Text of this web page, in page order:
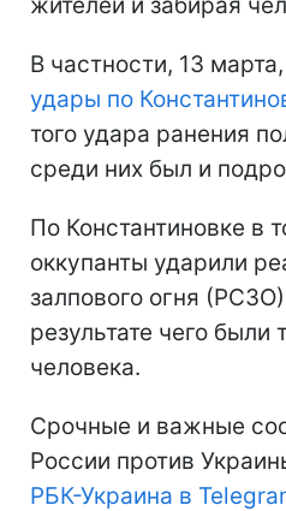
В частности, 13
удары по
того удара ранения
среди них был и
По Константиновке в
оккупанты ударили
залпового огня
результате чего
человека.
Срочные и важные
России против
РБК-Украина в